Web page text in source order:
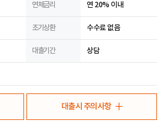
연체금리 연 20% 이내
조기상환 수수료 없음
대출기간 상담
대출시 주의사항